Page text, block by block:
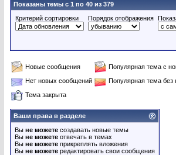
Показаны темы с 1 по 40 из 379
Критерий сортировки
Порядок отображения
Новые сообщения
Популярная тема с
Нет новых сообщений
Популярная тема
Тема закрыта
Ваши права в разделе
Вы не можете создавать новые темы
Вы не можете отвечать в темах
Вы не можете прикреплять вложения
Вы не можете редактировать свои сообщения